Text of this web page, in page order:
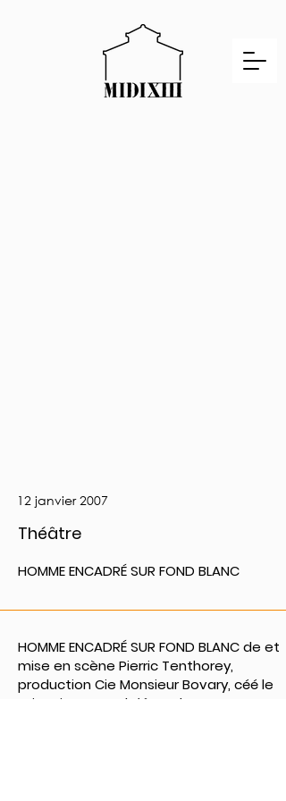
12 janvier 2007
Théâtre
HOMME ENCADRÉ SUR FOND BLANC
HOMME ENCADRÉ SUR FOND BLANC de et
mise en scène Pierric Tenthorey,
production Cie Monsieur Bovary, céé le
12 janvier 2007, Théâtre de Vevey,